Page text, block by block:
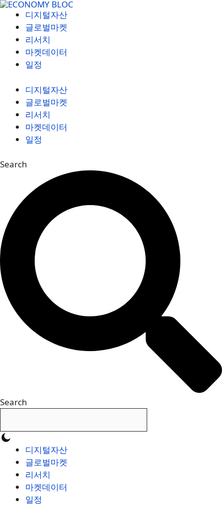
컨
디지털자산
글로벌마켓
리서치
마켓데이터
일정
디지털자산
글로벌마켓
리서치
마켓데이터
일정
Search
Search
디지털자산
글로벌마켓
리서치
마켓데이터
일정